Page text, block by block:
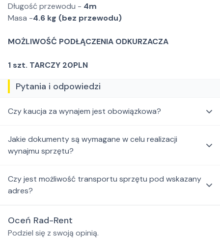
Długość przewodu - 4m
Masa -4.6 kg (bez przewodu)
MOŻLIWOŚĆ PODŁĄCZENIA ODKURZACZA
1 szt. TARCZY 20PLN
Pytania i odpowiedzi
Czy kaucja za wynajem jest obowiązkowa?
Jakie dokumenty są wymagane w celu realizacji
wynajmu sprzętu?
Czy jest możliwość transportu sprzętu pod wskazany
adres?
Oceń Rad-Rent
Podziel się z swoją opinią.